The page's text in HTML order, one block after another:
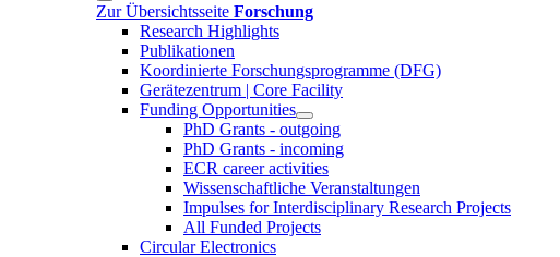
Zur Übersichtsseite Forschung
Research Highlights
Publikationen
Koordinierte Forschungsprogramme (DFG)
Gerätezentrum | Core Facility
Funding Opportunities
PhD Grants - outgoing
PhD Grants - incoming
ECR career activities
Wissenschaftliche Veranstaltungen
Impulses for Interdisciplinary Research Projects
All Funded Projects
Circular Electronics